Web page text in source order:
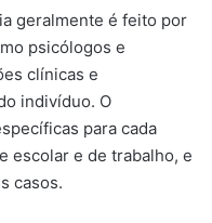
geralmente é feito por
psicólogos e
clínicas e
indivíduo. O
para cada
escolar e de trabalho, e
casos.